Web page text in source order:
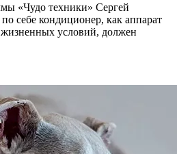
«Чудо техники» Сергей
себе кондиционер, как аппарат
условий, должен